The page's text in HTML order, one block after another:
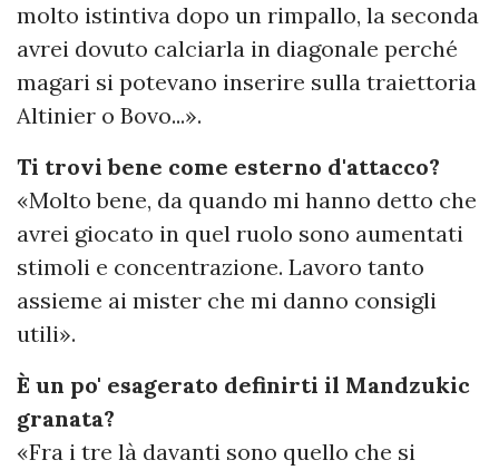
molto istintiva dopo un rimpallo, la seconda
avrei dovuto calciarla in diagonale perché
magari si potevano inserire sulla traiettoria
Altinier o Bovo...».
Ti trovi bene come esterno d'attacco?
«Molto bene, da quando mi hanno detto che
avrei giocato in quel ruolo sono aumentati
stimoli e concentrazione. Lavoro tanto
assieme ai mister che mi danno consigli
utili».
È un po' esagerato definirti il Mandzukic
granata?
«Fra i tre là davanti sono quello che si